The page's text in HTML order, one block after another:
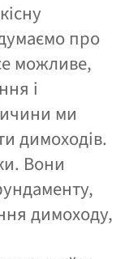
про
можливе,
і
ми
димоходів.
Вони
димоходу,